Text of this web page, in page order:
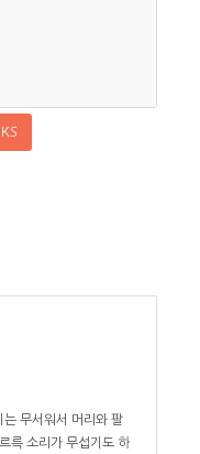
는 무서워서 머리와 팔
륵 소리가 무섭기도 하